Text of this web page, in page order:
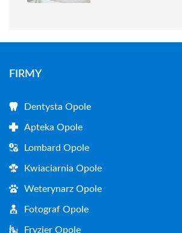
FIRMY
Dentysta Opole
Apteka Opole
Lombard Opole
Kwiaciarnia Opole
Weterynarz Opole
Fotograf Opole
Fryzjer Opole